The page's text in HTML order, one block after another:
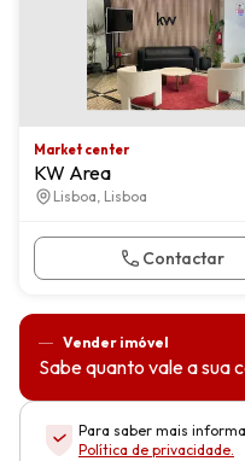
Market center
KW Area
Lisboa, Lisboa
Contactar
Vender imóvel
Sabe quanto vale a sua
Para saber mais
Política de privacidade.